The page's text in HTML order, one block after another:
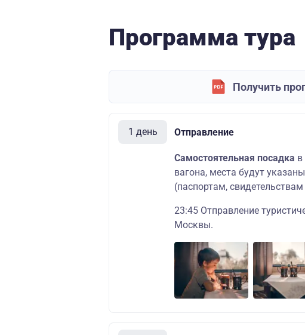
Программа тура
Получить
1 день Отправление
Самостоятельная посадка
вагона, места будут
(паспортам,
23:45 Отправление
Москвы.